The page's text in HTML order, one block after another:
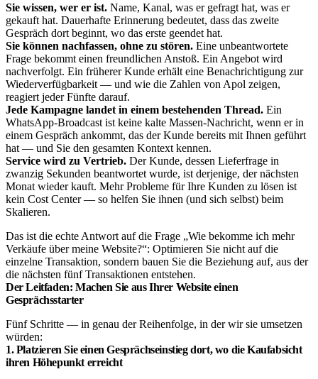
Sie wissen, wer er ist. Name, Kanal, was er gefragt hat, was er
gekauft hat. Dauerhafte Erinnerung bedeutet, dass das zweite
Gespräch dort beginnt, wo das erste geendet hat.
Sie können nachfassen, ohne zu stören. Eine unbeantwortete
Frage bekommt einen freundlichen Anstoß. Ein Angebot wird
nachverfolgt. Ein früherer Kunde erhält eine Benachrichtigung zur
Wiederverfügbarkeit — und wie die Zahlen von Apol zeigen,
reagiert jeder Fünfte darauf.
Jede Kampagne landet in einem bestehenden Thread. Ein
WhatsApp-Broadcast ist keine kalte Massen-Nachricht, wenn er in
einem Gespräch ankommt, das der Kunde bereits mit Ihnen geführt
hat — und Sie den gesamten Kontext kennen.
Service wird zu Vertrieb. Der Kunde, dessen Lieferfrage in
zwanzig Sekunden beantwortet wurde, ist derjenige, der nächsten
Monat wieder kauft. Mehr Probleme für Ihre Kunden zu lösen ist
kein Cost Center — so helfen Sie ihnen (und sich selbst) beim
Skalieren.
Das ist die echte Antwort auf die Frage „Wie bekomme ich mehr
Verkäufe über meine Website?“: Optimieren Sie nicht auf die
einzelne Transaktion, sondern bauen Sie die Beziehung auf, aus der
die nächsten fünf Transaktionen entstehen.
Der Leitfaden: Machen Sie aus Ihrer Website einen
Gesprächsstarter
Fünf Schritte — in genau der Reihenfolge, in der wir sie umsetzen
würden:
1. Platzieren Sie einen Gesprächseinstieg dort, wo die Kaufabsicht
ihren Höhepunkt erreicht